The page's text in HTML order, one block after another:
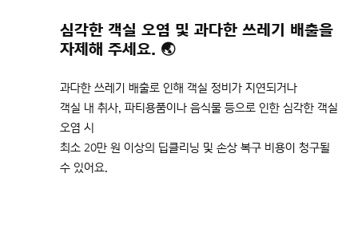
심각한 객실 오염 및 과다한 쓰레기 배출을
자제해 주세요. 🌏
과다한 쓰레기 배출로 인해 객실 정비가 지연되거나
객실 내 취사, 파티용품이나 음식물 등으로 인한 심각한 객실
오염 시
최소 20만 원 이상의 딥클리닝 및 손상 복구 비용이 청구될
수 있어요.